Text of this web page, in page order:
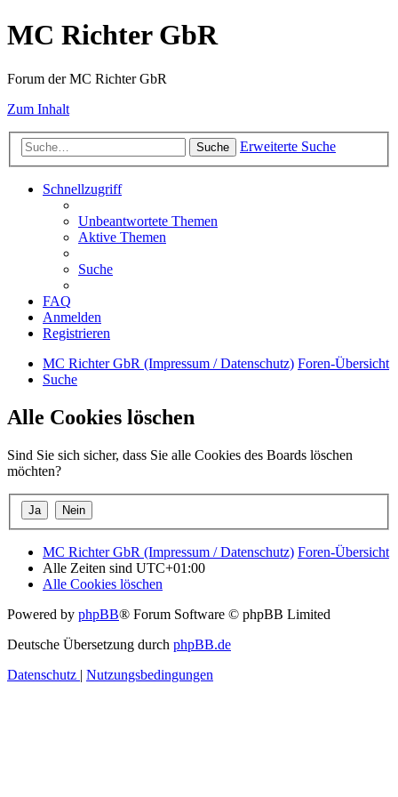
MC Richter GbR
Forum der MC Richter GbR
Zum Inhalt
Suche Erweiterte Suche
Schnellzugriff
Unbeantwortete Themen
Aktive Themen
Suche
FAQ
Anmelden
Registrieren
MC Richter GbR (Impressum / Datenschutz) Foren-Übersicht
Suche
Alle Cookies löschen
Sind Sie sich sicher, dass Sie alle Cookies des Boards löschen
möchten?
MC Richter GbR (Impressum / Datenschutz) Foren-Übersicht
Alle Zeiten sind UTC+01:00
Alle Cookies löschen
Powered by phpBB® Forum Software © phpBB Limited
Deutsche Übersetzung durch phpBB.de
Datenschutz | Nutzungsbedingungen